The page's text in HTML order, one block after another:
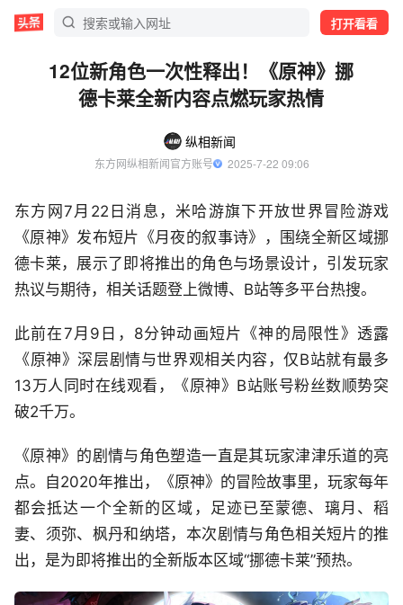
打开看看
12位新角色一次性释出！《原神》挪
德卡莱全新内容点燃玩家热情
纵相新闻
东方网纵相新闻官方账号
  2025-7-22 09:06
东方网7月22日消息，米哈游旗下开放世界冒险游戏
《原神》发布短片《月夜的叙事诗》，围绕全新区域挪
德卡莱，展示了即将推出的角色与场景设计，引发玩家
热议与期待，相关话题登上微博、B站等多平台热搜。
此前在7月9日，8分钟动画短片《神的局限性》透露
《原神》深层剧情与世界观相关内容，仅B站就有最多
13万人同时在线观看，《原神》B站账号粉丝数顺势突
破2千万。
《原神》的剧情与角色塑造一直是其玩家津津乐道的亮
点。自2020年推出，《原神》的冒险故事里，玩家每年
都会抵达一个全新的区域，足迹已至蒙德、璃月、稻
妻、须弥、枫丹和纳塔，本次剧情与角色相关短片的推
出，是为即将推出的全新版本区域“挪德卡莱”预热。